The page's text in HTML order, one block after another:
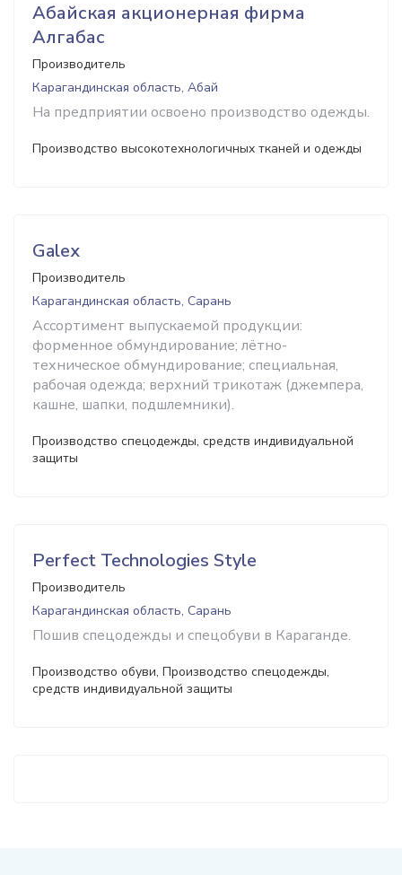
Абайская акционерная фирма
Алгабас
Производитель
Карагандинская область, Абай
На предприятии освоено производство одежды.
Производство высокотехнологичных тканей и одежды
Galex
Производитель
Карагандинская область, Сарань
Ассортимент выпускаемой продукции:
форменное обмундирование; лётно-
техническое обмундирование; специальная,
рабочая одежда; верхний трикотаж (джемпера,
кашне, шапки, подшлемники).
Производство спецодежды, средств индивидуальной
защиты
Perfect Technologies Style
Производитель
Карагандинская область, Сарань
Пошив спецодежды и спецобуви в Караганде.
Производство обуви, Производство спецодежды,
средств индивидуальной защиты